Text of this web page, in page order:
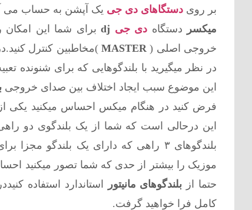
بر رویدستگاهای دی جی یک آپشن به حساب می
میکسر دستگاه دی جی
برای شما این امکان
خروجی اصلی ( MASTER )مخاطبین کنترل
در نظر میگیرید با بلندگوهایی که برای شنونده
این موضوع سبب ایجاد اختلاف بین صدای خروجی
فرض کنید در هنگام میکس احساس میکنید یکی
این درحالی است که شما از یک بلندگوی دو
بلندگوهای ۳ راهی که دارای یک
موزیک را بیشتر از حدی که شما تصور میکنید
حتما از بلندگوهای مانیتور
استاندارد استفاده
کامل فرا خواهید گرفت.